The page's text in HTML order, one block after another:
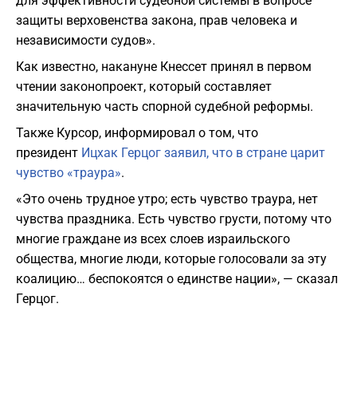
защиты верховенства закона, прав человека и
независимости судов».
Как известно, накануне Кнессет принял в первом
чтении законопроект, который составляет
значительную часть спорной судебной реформы.
Также Курсор, информировал о том, что
президент Ицхак Герцог заявил, что в стране царит
чувство «траура».
«Это очень трудное утро; есть чувство траура, нет
чувства праздника. Есть чувство грусти, потому что
многие граждане из всех слоев израильского
общества, многие люди, которые голосовали за эту
коалицию… беспокоятся о единстве нации», — сказал
Герцог.